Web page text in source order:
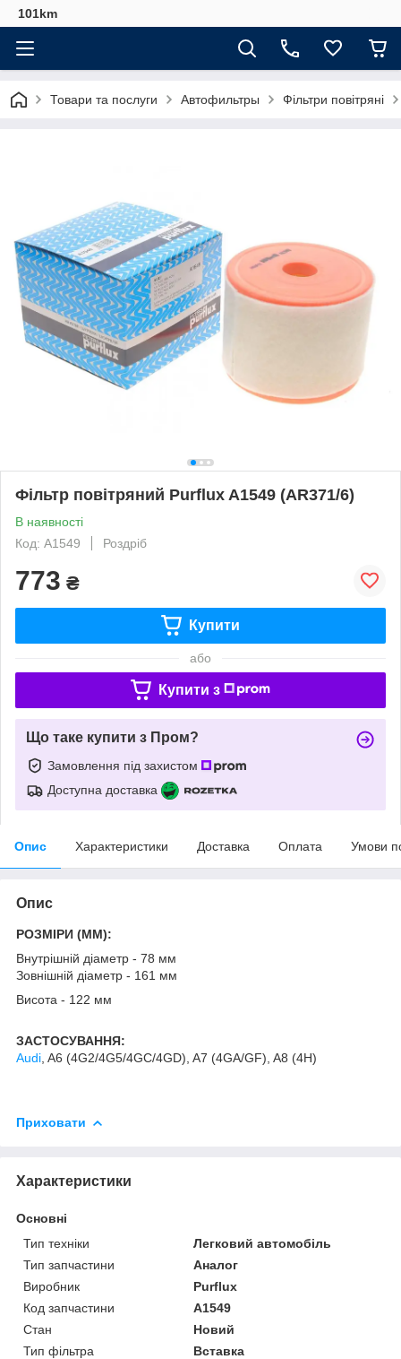
101km
Товари та послуги Автофильтры Фільтри повітряні
Фільтр повітряний Purflux A1549 (AR371/6)
В наявності
Код: A1549
Роздріб
773 ₴
Купити
або
Купити з
Що таке купити з Пром?
Замовлення під захистом
Доступна доставка
Опис Характеристики Доставка Оплата Умови
Опис
РОЗМІРИ (MM):
Внутрішній діаметр - 78 мм
Зовнішній діаметр - 161 мм
Висота - 122 мм
ЗАСТОСУВАННЯ:
Audi , A6 (4G2/4G5/4GC/4GD), A7 (4GA/GF), A8 (4H)
Приховати
Характеристики
Основні
Тип техніки
Легковий автомобіль
Тип запчастини
Аналог
Виробник
Purflux
Код запчастини
A1549
Стан
Новий
Тип фільтра
Вставка